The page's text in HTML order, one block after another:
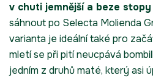
v chuti jemnější a beze
sáhnout po Selecta Molienda
varianta je ideální také pro
mletí se při pití neucpává
jedním z druhů maté, který asi